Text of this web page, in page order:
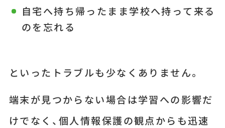
自宅へ持ち帰ったまま学校へ持って来る
のを忘れる
といったトラブルも少なくありません。
端末が見つからない場合は学習への影響だ
けでなく、個人情報保護の観点からも迅速